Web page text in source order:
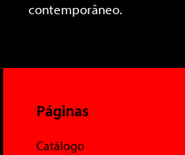
contemporâneo.
Páginas
Catálogo